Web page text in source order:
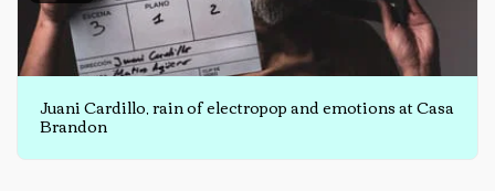
Juani Cardillo, rain of electropop and emotions at Casa
Brandon